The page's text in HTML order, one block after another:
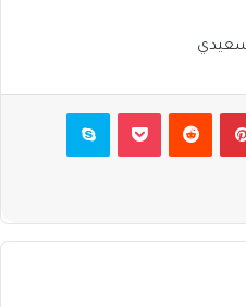
بينتيريست بوكيت سكايب